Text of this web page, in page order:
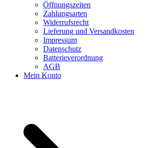
Öffnungszeiten
Zahlungsarten
Widerrufsrecht
Lieferung und Versandkosten
Impressum
Datenschutz
Batterieverordnung
AGB
Mein Konto